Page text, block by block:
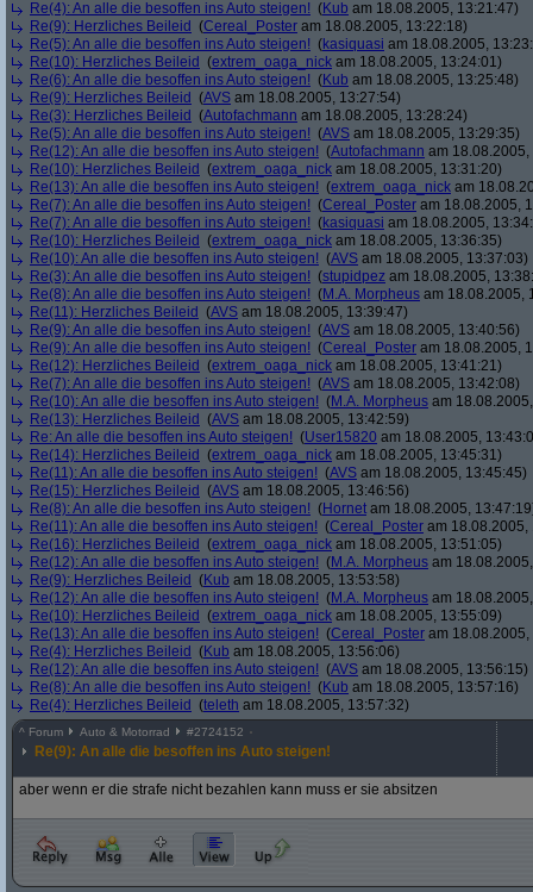
Re(4): An alle die besoffen ins Auto steigen! (Kub am 18.08.2005, 13:21:47)
Re(9): Herzliches Beileid (Cereal_Poster am 18.08.2005, 13:22:18)
Re(5): An alle die besoffen ins Auto steigen! (kasiquasi am 18.08.2005,
Re(10): Herzliches Beileid (extrem_oaga_nick am 18.08.2005, 13:24:01)
Re(6): An alle die besoffen ins Auto steigen! (Kub am 18.08.2005, 13:25:48)
Re(9): Herzliches Beileid (AVS am 18.08.2005, 13:27:54)
Re(3): Herzliches Beileid (Autofachmann am 18.08.2005, 13:28:24)
Re(5): An alle die besoffen ins Auto steigen! (AVS am 18.08.2005, 13:29:35)
Re(12): An alle die besoffen ins Auto steigen! (Autofachmann am
Re(10): Herzliches Beileid (extrem_oaga_nick am 18.08.2005, 13:31:20)
Re(13): An alle die besoffen ins Auto steigen! (extrem_oaga_nick am
Re(7): An alle die besoffen ins Auto steigen! (Cereal_Poster am 18.08.2005,
Re(7): An alle die besoffen ins Auto steigen! (kasiquasi am 18.08.2005,
Re(10): Herzliches Beileid (extrem_oaga_nick am 18.08.2005, 13:36:35)
Re(10): An alle die besoffen ins Auto steigen! (AVS am 18.08.2005, 13:37:03)
Re(3): An alle die besoffen ins Auto steigen! (stupidpez am 18.08.2005,
Re(8): An alle die besoffen ins Auto steigen! (M.A. Morpheus am 18.08.2005,
Re(11): Herzliches Beileid (AVS am 18.08.2005, 13:39:47)
Re(9): An alle die besoffen ins Auto steigen! (AVS am 18.08.2005, 13:40:56)
Re(9): An alle die besoffen ins Auto steigen! (Cereal_Poster am 18.08.2005,
Re(12): Herzliches Beileid (extrem_oaga_nick am 18.08.2005, 13:41:21)
Re(7): An alle die besoffen ins Auto steigen! (AVS am 18.08.2005, 13:42:08)
Re(10): An alle die besoffen ins Auto steigen! (M.A. Morpheus am
Re(13): Herzliches Beileid (AVS am 18.08.2005, 13:42:59)
Re: An alle die besoffen ins Auto steigen! (User15820 am 18.08.2005,
Re(14): Herzliches Beileid (extrem_oaga_nick am 18.08.2005, 13:45:31)
Re(11): An alle die besoffen ins Auto steigen! (AVS am 18.08.2005, 13:45:45)
Re(15): Herzliches Beileid (AVS am 18.08.2005, 13:46:56)
Re(8): An alle die besoffen ins Auto steigen! (Hornet am 18.08.2005,
Re(11): An alle die besoffen ins Auto steigen! (Cereal_Poster am 18.08.2005,
Re(16): Herzliches Beileid (extrem_oaga_nick am 18.08.2005, 13:51:05)
Re(12): An alle die besoffen ins Auto steigen! (M.A. Morpheus am
Re(9): Herzliches Beileid (Kub am 18.08.2005, 13:53:58)
Re(12): An alle die besoffen ins Auto steigen! (M.A. Morpheus am
Re(10): Herzliches Beileid (extrem_oaga_nick am 18.08.2005, 13:55:09)
Re(13): An alle die besoffen ins Auto steigen! (Cereal_Poster am
Re(4): Herzliches Beileid (Kub am 18.08.2005, 13:56:06)
Re(12): An alle die besoffen ins Auto steigen! (AVS am 18.08.2005, 13:56:15)
Re(8): An alle die besoffen ins Auto steigen! (Kub am 18.08.2005, 13:57:16)
Re(4): Herzliches Beileid (teleth am 18.08.2005, 13:57:32)
^ Forum Auto & Motorrad #2724152
Re(9): An alle die besoffen ins Auto steigen!
aber wenn er die strafe nicht bezahlen kann muss er sie absitzen